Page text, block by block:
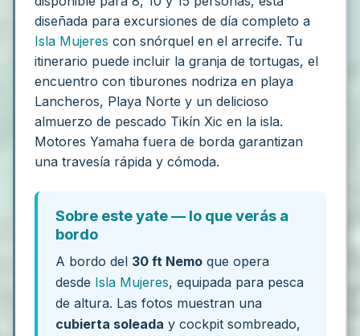
diseñada para excursiones de día completo a
Isla Mujeres con snórquel en el arrecife. Tu
itinerario puede incluir la granja de tortugas, el
encuentro con tiburones nodriza en playa
Lancheros, Playa Norte y un delicioso
almuerzo de pescado Tikín Xic en la isla.
Motores Yamaha fuera de borda garantizan
una travesía rápida y cómoda.
Sobre este yate — lo que verás a
bordo
A bordo del 30 ft Nemo que opera
desde Isla Mujeres, equipada para pesca
de altura. Las fotos muestran una
cubierta soleada y cockpit sombreado,